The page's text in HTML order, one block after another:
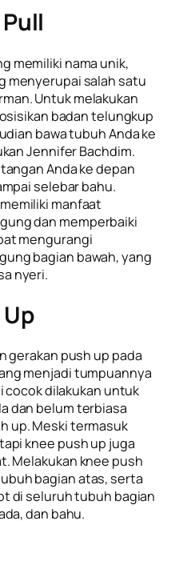
memiliki nama unik,
menyerupai salah satu
Untuk melakukan
badan telungkup
bawa tubuh Anda ke
Jennifer Bachdim.
Anda ke depan
selebar bahu.
memiliki manfaat
dan memperbaiki
mengurangi
bagian bawah, yang
nyeri.
gerakan push up pada
menjadi tumpuannya
cocok dilakukan untuk
dan belum terbiasa
up. Meski termasuk
knee push up juga
Melakukan knee push
bagian atas, serta
di seluruh tubuh bagian
dan bahu.